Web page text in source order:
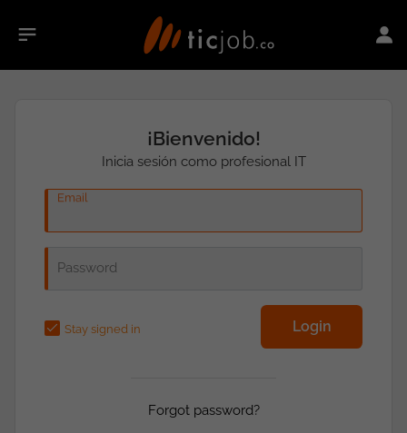
¡Bienvenido!
Inicia sesión como profesional IT
Email
Password
Stay signed in
Forgot password?